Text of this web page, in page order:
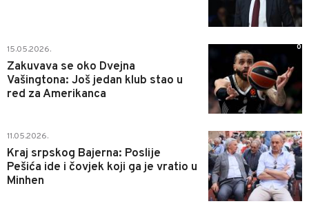
15.05.2026.
Zakuvava se oko Dvejna
Vašingtona: Još jedan klub stao u
red za Amerikanca
0
11.05.2026.
Kraj srpskog Bajerna: Poslije
Pešića ide i čovjek koji ga je vratio u
Minhen
0